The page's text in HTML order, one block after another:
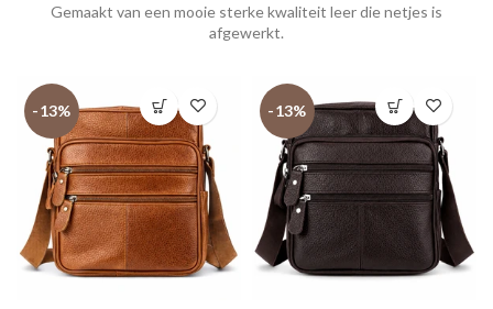
Gemaakt van een mooie sterke kwaliteit leer die netjes is
afgewerkt.
-13% -13%